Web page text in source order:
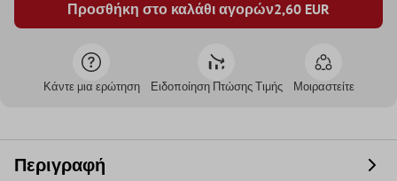
Προσθήκη στο καλάθι αγορών2,60 EUR
Κάντε μια ερώτηση Ειδοποίηση Πτώσης Τιμής Μοιραστείτε
Περιγραφή